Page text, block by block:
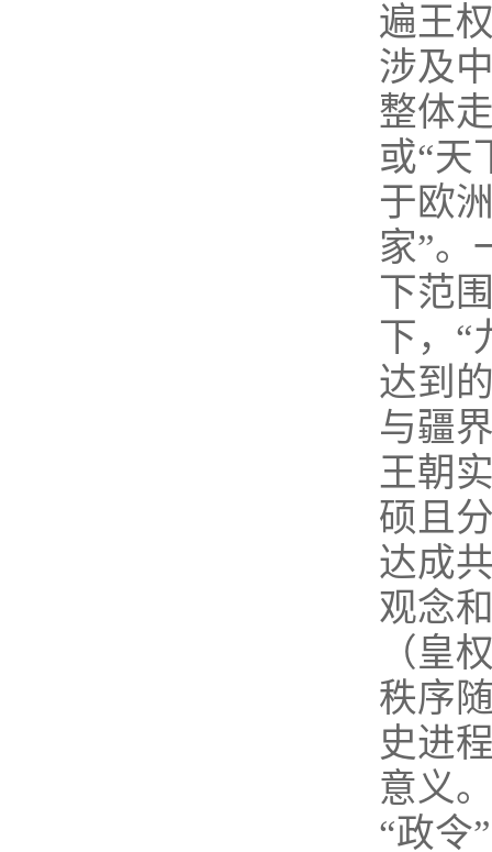
遍王
涉及
整体
或“天
于欧
家”。
下范
下，“
达到
与疆
王朝
硕且
达成
观念
（皇
秩序
史进
意义
“政令